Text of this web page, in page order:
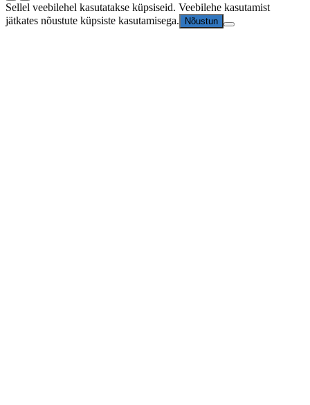
Sellel veebilehel kasutatakse küpsiseid. Veebilehe kasutamist
jätkates nõustute küpsiste kasutamisega.
Nõustun